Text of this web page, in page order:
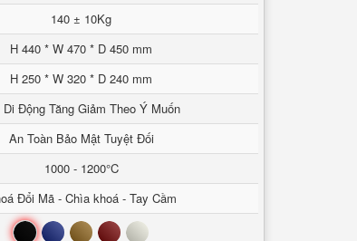
140 ± 10Kg
H 440 * W 470 * D 450 mm
H 250 * W 320 * D 240 mm
Động Tăng Giảm Theo Ý Muốn
An Toàn Bảo Mật Tuyệt Đối
1000 - 1200°C
Đổi Mã - Chìa khoá - Tay Cầm
Đen Xanh Nâu Đỏ Trắng